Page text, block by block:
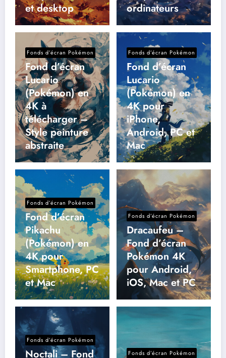
et desktop
ordinateurs
Fonds d’écran Pokémon
Fond d’écran
Lucario
(Pokémon) en
4K à
télécharger –
Style peinture
abstraite
Fonds d’écran Pokémon
Fond d’écran
Lucario
(Pokémon) en
4K pour
iPhone,
Android, PC et
Mac
Fonds d’écran Pokémon
Fond d’écran
Pikachu
(Pokémon) en
4K pour
Smartphone, PC
et Mac
Fonds d’écran Pokémon
Dracaufeu –
Fond d’écran
Pokémon 4K
pour Android,
iOS, Mac et PC
Fonds d’écran Pokémon
Noctali – Fond
Fonds d’écran Pokémon